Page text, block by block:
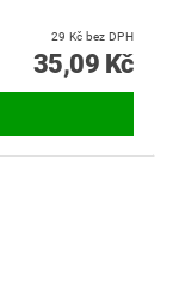
29 Kč bez DPH
35,09 Kč